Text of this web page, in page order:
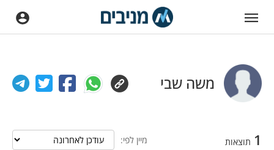
משה שבי
1 תוצאות מיין לפי: